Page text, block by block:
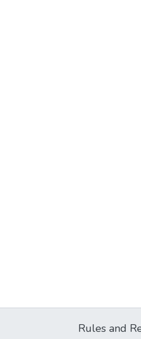
Rules and